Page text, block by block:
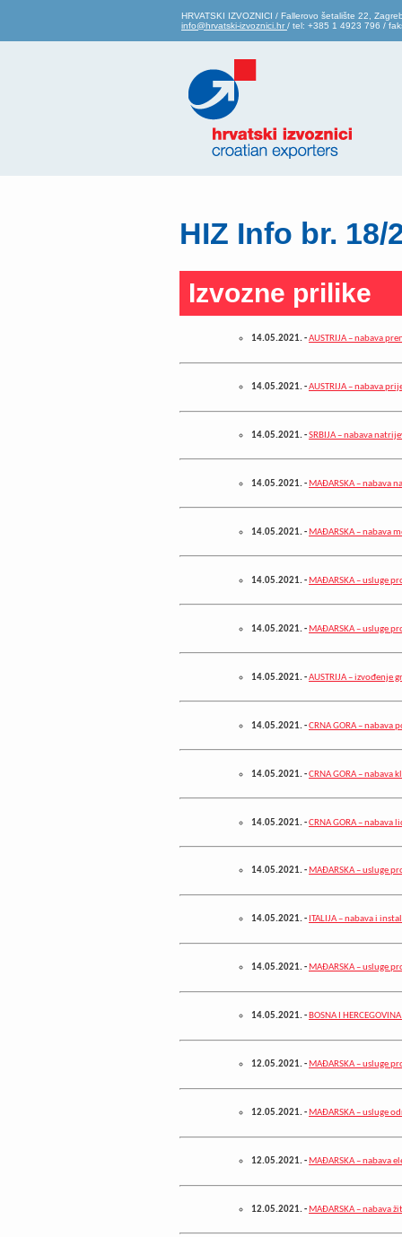
HRVATSKI IZVOZNICI / Fallerovo šetalište 22,
info@hrvatski-izvoznici.hr / tel: +385 1 4923 796 /
HIZ Info br. 18/
Izvozne prilike
14.05.2021.-AUSTRIJA – nabava
14.05.2021.-AUSTRIJA – nabava
14.05.2021.-SRBIJA – nabava
14.05.2021.- MAĐARSKA – nabava
14.05.2021.- MAĐARSKA – nabava
14.05.2021.- MAĐARSKA – usluge
14.05.2021.- MAĐARSKA – usluge
14.05.2021.-AUSTRIJA – izvođenje
14.05.2021.-CRNA GORA – nabava
14.05.2021.-CRNA GORA – nabava
14.05.2021.-CRNA GORA – nabava
14.05.2021.-MAĐARSKA – usluge
14.05.2021.-ITALIJA – nabava i
14.05.2021.-MAĐARSKA – usluge
14.05.2021.-BOSNA I
12.05.2021.- MAĐARSKA – usluge
12.05.2021.- MAĐARSKA – usluge
12.05.2021.- MAĐARSKA – nabava
12.05.2021.- MAĐARSKA – nabava